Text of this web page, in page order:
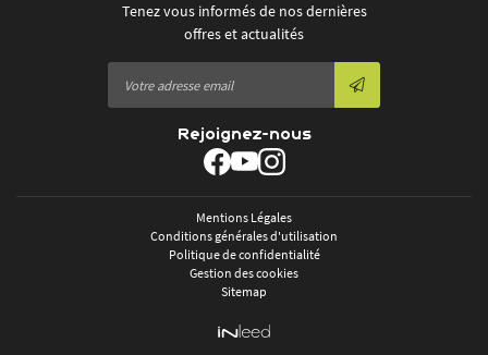
Tenez vous informés de nos dernières
offres et actualités
Rejoignez-nous
Mentions Légales
Conditions générales d'utilisation
Politique de confidentialité
Gestion des cookies
Sitemap